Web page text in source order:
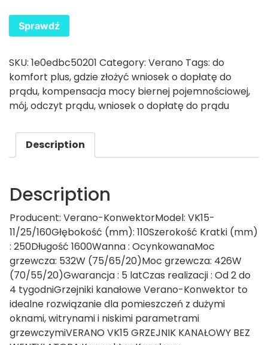
Sprawdź
SKU: 1e0edbc50201 Category: Verano Tags: do
komfort plus,gdzie złożyć wniosek o dopłatę do
prądu, kompensacja mocy biernej pojemnościowej,
mój,odczyt prądu,wniosek o dopłatę do prądu
Description
Description
Producent: Verano-KonwektorModel: VK15-
11/25/160Głębokość (mm): 110Szerokość Kratki (mm)
: 250Długość 1600Wanna : OcynkowanaMoc
grzewcza: 532W (75/65/20)Moc grzewcza: 426W
(70/55/20)Gwarancja : 5 latCzas realizacji : Od 2 do
4 tygodniGrzejniki kanałowe Verano-Konwektor to
idealne rozwiązanie dla pomieszczeń z dużymi
oknami, witrynami i niskimi parametrami
grzewczymiVERANO VK15 GRZEJNIK KANAŁOWY BEZ